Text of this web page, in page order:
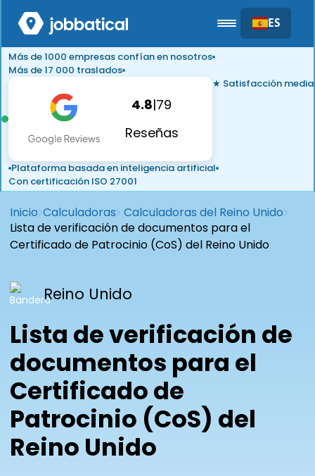
ES
Más de 1000 empresas confían en nosotros
Más de 17 000 traslados
4.8|79
Reseñas
★ Satisfacción media
Plataforma basada en inteligencia artificial
Con certificación ISO 27001
Inicio Calculadoras Calculadoras del Reino Unido
Lista de verificación de documentos para el
Certificado de Patrocinio (CoS) del Reino Unido
Reino Unido
Lista de verificación de
documentos para el
Certificado de
Patrocinio (CoS) del
Reino Unido